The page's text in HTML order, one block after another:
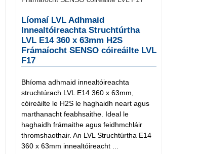
Líomaí LVL Adhmaid
Innealtóireachta Struchtúrtha
LVL E14 360 x 63mm H2S
Frámaíocht SENSO cóireáilte LVL
F17
Bhíoma adhmaid innealtóireachta
struchtúrach LVL E14 360 x 63mm,
cóireáilte le H2S le haghaidh neart agus
marthanacht feabhsaithe. Ideal le
haghaidh frámaithe agus feidhmchláir
thromshaothair. An LVL Struchtúrtha E14
360 x 63mm innealtóireacht ...